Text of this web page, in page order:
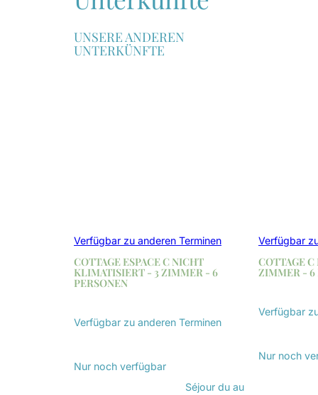
UNSERE ANDEREN
UNTERKÜNFTE
Verfügbar zu anderen Terminen
COTTAGE ESPACE C NICHT
KLIMATISIERT - 3 ZIMMER - 6
PERSONEN
Verfügbar zu anderen Terminen
Nur noch verfügbar
Séjour du au
Verfügbar
COTTAGE
ZIMMER - 6
Verfügbar
Nur noch